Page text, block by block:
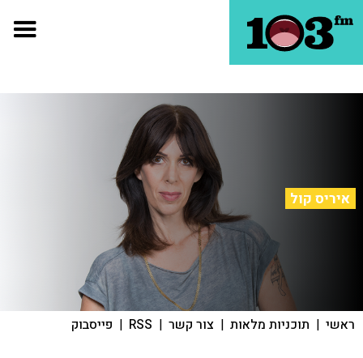
איריס קול
ראשי | תוכניות מלאות | צור קשר |
RSS
| פייסבוק